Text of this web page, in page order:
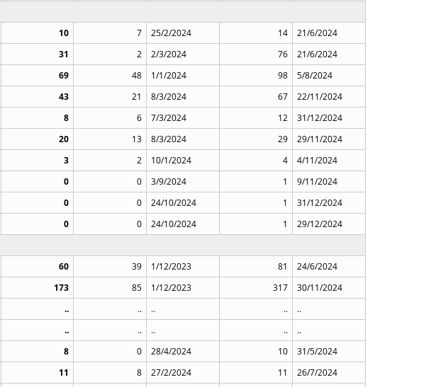
10 7 25/2/2024 14
21/6/2024
31 2 2/3/2024 76
21/6/2024
69 48 1/1/2024 98
5/8/2024
43 21 8/3/2024 67
22/11/2024
8 6 7/3/2024 12
31/12/2024
20 13 8/3/2024 29
29/11/2024
3 2 10/1/2024 4
4/11/2024
0 0 3/9/2024 1
9/11/2024
0 0 24/10/2024 1
31/12/2024
0 0 24/10/2024 1
29/12/2024
60 39 1/12/2023 81
24/6/2024
173 85 1/12/2023 317
30/11/2024
.. .. .. ..
..
.. .. .. ..
..
8 0 28/4/2024 10
31/5/2024
11 8 27/2/2024 11
26/7/2024